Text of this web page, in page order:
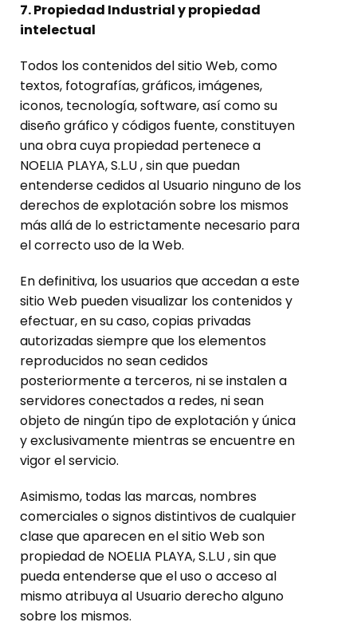
7. Propiedad Industrial y propiedad
intelectual
Todos los contenidos del sitio Web, como
textos, fotografías, gráficos, imágenes,
iconos, tecnología, software, así como su
diseño gráfico y códigos fuente, constituyen
una obra cuya propiedad pertenece a
NOELIA PLAYA, S.L.U , sin que puedan
entenderse cedidos al Usuario ninguno de los
derechos de explotación sobre los mismos
más allá de lo estrictamente necesario para
el correcto uso de la Web.
En definitiva, los usuarios que accedan a este
sitio Web pueden visualizar los contenidos y
efectuar, en su caso, copias privadas
autorizadas siempre que los elementos
reproducidos no sean cedidos
posteriormente a terceros, ni se instalen a
servidores conectados a redes, ni sean
objeto de ningún tipo de explotación y única
y exclusivamente mientras se encuentre en
vigor el servicio.
Asimismo, todas las marcas, nombres
comerciales o signos distintivos de cualquier
clase que aparecen en el sitio Web son
propiedad de NOELIA PLAYA, S.L.U , sin que
pueda entenderse que el uso o acceso al
mismo atribuya al Usuario derecho alguno
sobre los mismos.